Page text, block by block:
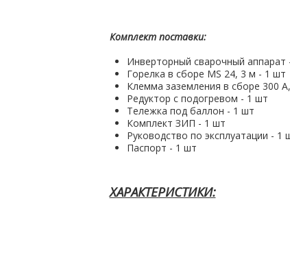
Комплект поставки:
Инверторный сварочный аппарат
Горелка в сборе MS 24, 3 м - 1 шт
Клемма заземления в сборе 300
Редуктор с подогревом - 1 шт
Тележка под баллон - 1 шт
Комплект ЗИП - 1 шт
Руководство по эксплуатации - 1
Паспорт - 1 шт
ХАРАКТЕРИСТИКИ: